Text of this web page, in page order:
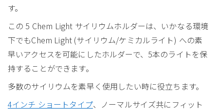
す。
この 5 Chem Light サイリウムホルダーは、いかなる環境
下でもChem Light (サイリウム/ケミカルライト) への素
早いアクセスを可能にしたホルダーで、5本のライトを保
持することができます。
多数のサイリウムを素早く使用したい時に役立ちます。
4インチ ショートタイプ、ノーマルサイズ共にフィット